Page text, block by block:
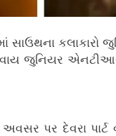
સાઉથના
જુનિયર
પર દેવરા પાર્ટ